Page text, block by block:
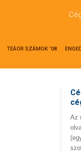
TEÁOR SZÁMOK '08
Az